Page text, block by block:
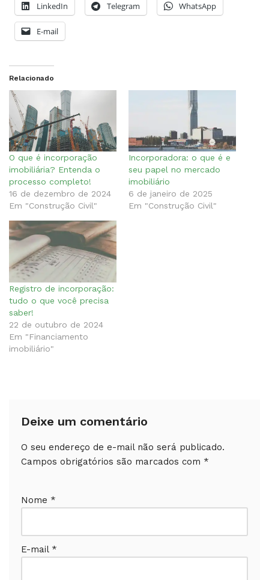
LinkedIn Telegram WhatsApp
E-mail
Relacionado
O que é incorporação
imobiliária? Entenda o
processo completo!
16 de dezembro de 2024
Em "Construção Civil"
Incorporadora: o que é e
seu papel no mercado
imobiliário
6 de janeiro de 2025
Em "Construção Civil"
Registro de incorporação:
tudo o que você precisa
saber!
22 de outubro de 2024
Em "Financiamento
imobiliário"
Deixe um comentário
O seu endereço de e-mail não será publicado.
Campos obrigatórios são marcados com *
Nome *
E-mail *